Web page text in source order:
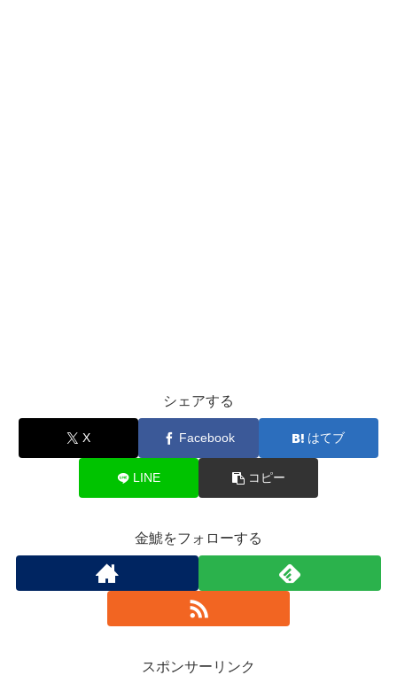
シェアする
X Facebook はてブ
LINE コピー
金鯱をフォローする
スポンサーリンク